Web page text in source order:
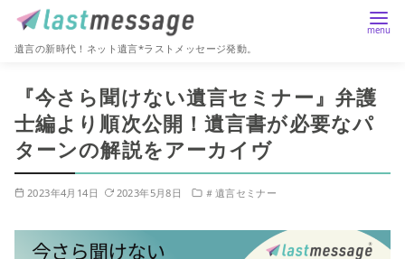
遺言の新時代！ネット遺言*ラストメッセージ発動。
『今さら聞けない遺言セミナー』弁護
士編より順次公開！遺言書が必要なパ
ターンの解説をアーカイヴ
2023年4月14日 2023年5月8日 ＃遺言セミナー